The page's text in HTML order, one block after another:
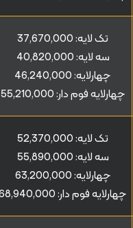
تک لایه:37,670,000
سه لایه:40,820,000
چهارلایه:46,240,000
چهارلایه فوم دار:55,210,000
تک لایه:52,370,000
سه لایه:55,890,000
چهارلایه:63,200,000
چهارلایه فوم دار: